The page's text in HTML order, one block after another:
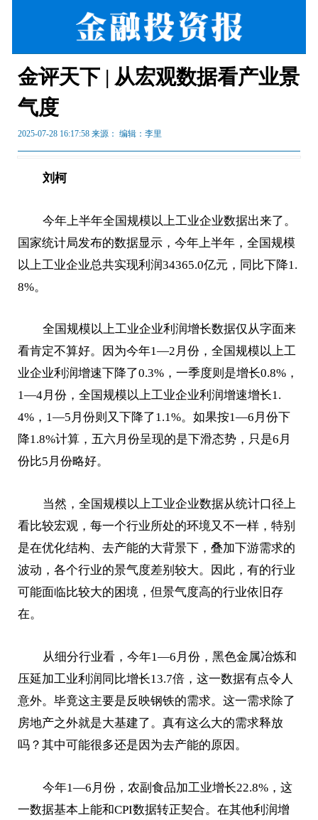
金评天下 | 从宏观数据看产业景
气度
2025-07-28 16:17:58 来源： 编辑：李里
刘柯
今年上半年全国规模以上工业企业数据出来了。
国家统计局发布的数据显示，今年上半年，全国规模
以上工业企业总共实现利润34365.0亿元，同比下降1.
8%。
全国规模以上工业企业利润增长数据仅从字面来
看肯定不算好。因为今年1—2月份，全国规模以上工
业企业利润增速下降了0.3%，一季度则是增长0.8%，
1—4月份，全国规模以上工业企业利润增速增长1.
4%，1—5月份则又下降了1.1%。如果按1—6月份下
降1.8%计算，五六月份呈现的是下滑态势，只是6月
份比5月份略好。
当然，全国规模以上工业企业数据从统计口径上
看比较宏观，每一个行业所处的环境又不一样，特别
是在优化结构、去产能的大背景下，叠加下游需求的
波动，各个行业的景气度差别较大。因此，有的行业
可能面临比较大的困境，但景气度高的行业依旧存
在。
从细分行业看，今年1—6月份，黑色金属冶炼和
压延加工业利润同比增长13.7倍，这一数据有点令人
意外。毕竟这主要是反映钢铁的需求。这一需求除了
房地产之外就是大基建了。真有这么大的需求释放
吗？其中可能很多还是因为去产能的原因。
今年1—6月份，农副食品加工业增长22.8%，这
一数据基本上能和CPI数据转正契合。在其他利润增